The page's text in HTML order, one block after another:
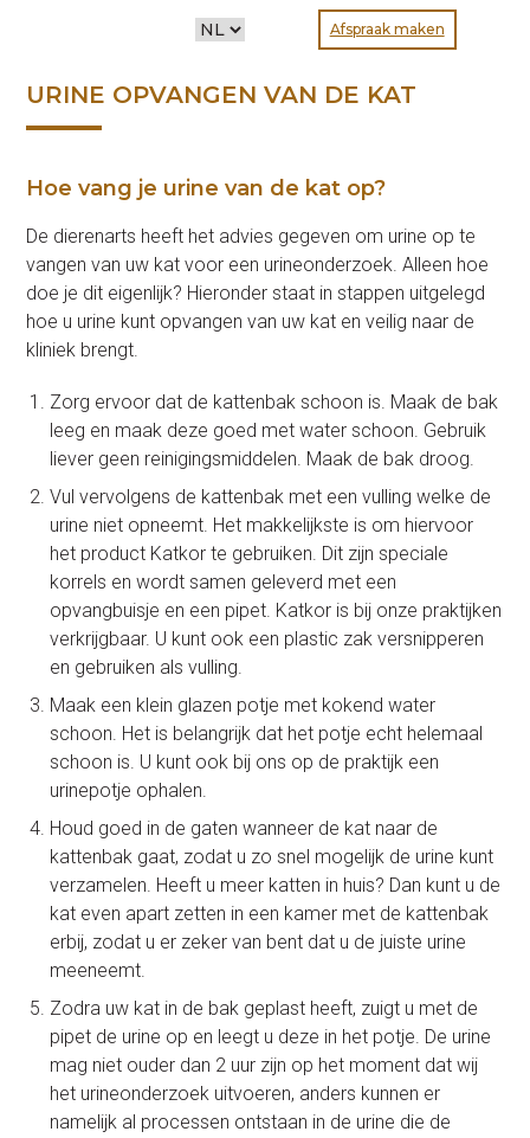
CHOOSE
LANGUAGE
Afspraak maken
URINE OPVANGEN VAN DE KAT
Hoe vang je urine van de kat op?
De dierenarts heeft het advies gegeven om urine op te
vangen van uw kat voor een urineonderzoek. Alleen hoe
doe je dit eigenlijk? Hieronder staat in stappen uitgelegd
hoe u urine kunt opvangen van uw kat en veilig naar de
kliniek brengt.
Zorg ervoor dat de kattenbak schoon is. Maak de bak
leeg en maak deze goed met water schoon. Gebruik
liever geen reinigingsmiddelen. Maak de bak droog.
Vul vervolgens de kattenbak met een vulling welke de
urine niet opneemt. Het makkelijkste is om hiervoor
het product Katkor te gebruiken. Dit zijn speciale
korrels en wordt samen geleverd met een
opvangbuisje en een pipet. Katkor is bij onze praktijken
verkrijgbaar. U kunt ook een plastic zak versnipperen
en gebruiken als vulling.
Maak een klein glazen potje met kokend water
schoon. Het is belangrijk dat het potje echt helemaal
schoon is. U kunt ook bij ons op de praktijk een
urinepotje ophalen.
Houd goed in de gaten wanneer de kat naar de
kattenbak gaat, zodat u zo snel mogelijk de urine kunt
verzamelen. Heeft u meer katten in huis? Dan kunt u de
kat even apart zetten in een kamer met de kattenbak
erbij, zodat u er zeker van bent dat u de juiste urine
meeneemt.
Zodra uw kat in de bak geplast heeft, zuigt u met de
pipet de urine op en leegt u deze in het potje. De urine
mag niet ouder dan 2 uur zijn op het moment dat wij
het urineonderzoek uitvoeren, anders kunnen er
namelijk al processen ontstaan in de urine die de